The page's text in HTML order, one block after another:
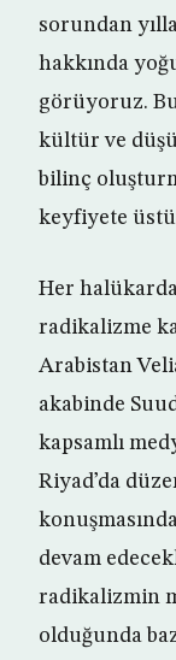
sorundan
hakkında
görüyoruz.
kültür ve
bilinç
keyfiyete
Her
radikalizme
Arabistan
akabinde
kapsamlı
Riyad’da
devam
radikalizmin
olduğunda